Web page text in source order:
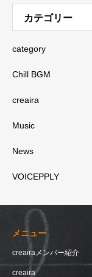
カテゴリー
category
Chill BGM
creaira
Music
News
VOICEPPLY
メニュー
creairaメンバー紹介
creaira